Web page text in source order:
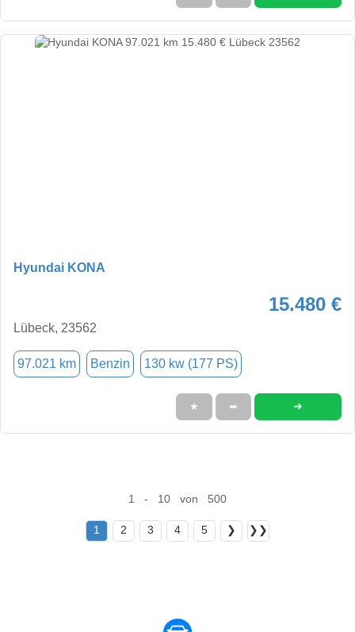
Hyundai KONA
15.480 €
Lübeck, 23562
97.021 km Benzin 130 kw (177 PS)
★ ➦ ➜
1 - 10 von 500
1 2 3 4 5 ❯ ❯❯